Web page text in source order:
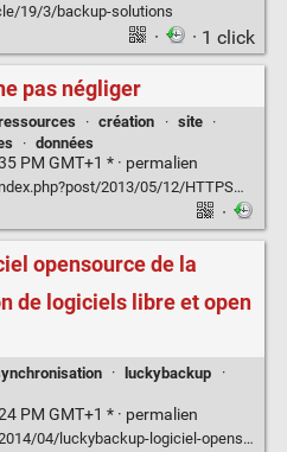
19/3/backup-solutions
· · 1 click
pas négliger
· création · site
·
· données
PM GMT+1 * · permalien
HTTPS%2C-la-chose-%C3%A0-ne-pas-n%C3%A9gliger
·
opensource de la
de logiciels libre et open
· luckybackup
·
PM GMT+1 * · permalien
logiciel-opensource-de-la-semaine/